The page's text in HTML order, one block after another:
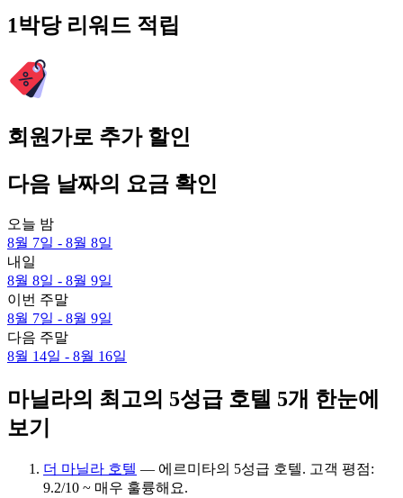
1박당 리워드 적립
회원가로 추가 할인
다음 날짜의 요금 확인
오늘 밤
8월 7일 - 8월 8일
내일
8월 8일 - 8월 9일
이번 주말
8월 7일 - 8월 9일
다음 주말
8월 14일 - 8월 16일
마닐라의 최고의 5성급 호텔 5개 한눈에
보기
더 마닐라 호텔 — 에르미타의 5성급 호텔. 고객 평점:
9.2/10 ~ 매우 훌륭해요.